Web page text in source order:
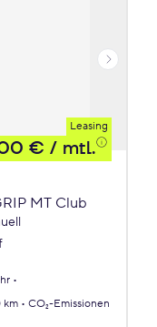
Leasing
€ / mtl.
MT Club
km
CO₂-Emissionen